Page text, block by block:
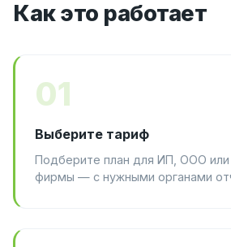
Как это работает
01
Выберите тариф
Подберите план для ИП, ООО или
фирмы — с нужными органами